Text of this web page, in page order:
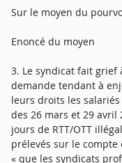
Sur le moyen du
Enoncé du moyen
3. Le syndicat fait grief
demande tendant à
leurs droits les
des 26 mars et 29
jours de RTT/OTT
prélevés sur le
« que les syndicats